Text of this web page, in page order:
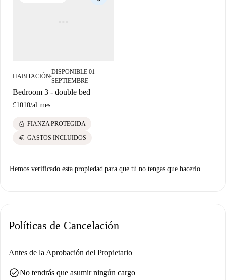
HABITACIÓN■
DISPONIBLE 01
SEPTIEMBRE
Bedroom 3 - double bed
£1010/al mes
lock FIANZA PROTEGIDA
euro GASTOS INCLUIDOS
Hemos verificado esta propiedad para que tú no tengas que hacerlo
Políticas de Cancelación
Antes de la Aprobación del Propietario
check_circleNo tendrás que asumir ningún cargo